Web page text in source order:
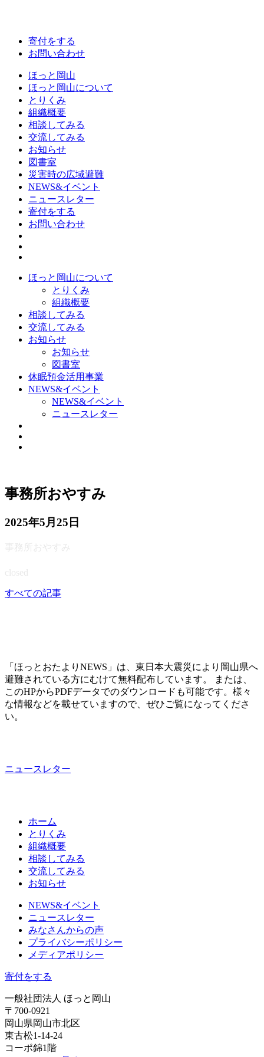
寄付をする
お問い合わせ
ほっと岡山
ほっと岡山について
とりくみ
組織概要
相談してみる
交流してみる
お知らせ
図書室
災害時の広域避難
NEWS&イベント
ニュースレター
寄付をする
お問い合わせ
ほっと岡山について
とりくみ
組織概要
相談してみる
交流してみる
お知らせ
お知らせ
図書室
休眠預金活用事業
NEWS&イベント
NEWS&イベント
ニュースレター
事務所おやすみ
2025年5月25日
すべての記事
「ほっとおたよりNEWS」は、東日本大震災により岡山県へ
避難されている方にむけて無料配布しています。 または、
このHPからPDFデータでのダウンロードも可能です。様々
な情報などを載せていますので、ぜひご覧になってくださ
い。
ニュースレター
ホーム
とりくみ
組織概要
相談してみる
交流してみる
お知らせ
NEWS&イベント
ニュースレター
みなさんからの声
プライバシーポリシー
メディアポリシー
寄付をする
一般社団法人 ほっと岡山
〒700-0921
岡山県岡山市北区
東古松1-14-24
コーポ錦1階